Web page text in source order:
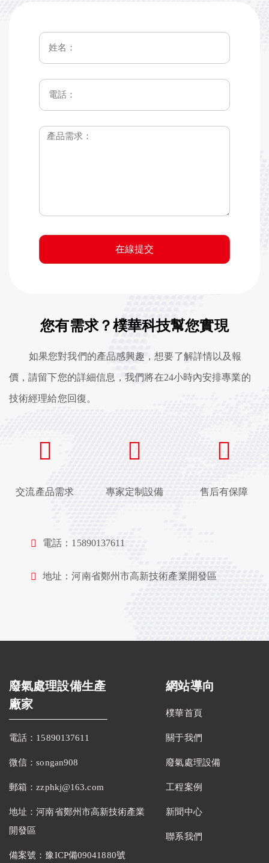
您有需求？樸華科技幫您實現
如果您對我們的產品感興趣，想要了解詳情以及報
價，請留下您的詳細信息，我們將在24小時內安排專業的
技術經理給您回復。
交流產品需求 專家定制設備 售后有保障
電話：15890137611
地址：河南省鄭州市高新技術產業開發區
廢氣處理設備生產
廠家
電話：15890137611
微信：songan908
郵箱：zzphkj@163.com
地址：河南省鄭州市高新技術產業
開發區
備案號：豫ICP備09041880號
網站導向
樸華首頁
關于我們
廢氣處理設備
工程案例
新聞中心
聯系我們